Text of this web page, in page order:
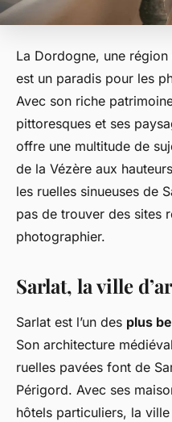
La Dordogne, une
est un paradis pour les
Avec son riche
pittoresques et ses
offre une multitude de
de la Vézère aux
les ruelles sinueuses de
pas de trouver des sites
photographier.
Sarlat, la ville
Sarlat est l’un des plus
Son architecture
ruelles pavées font de
Périgord. Avec ses
hôtels particuliers, la